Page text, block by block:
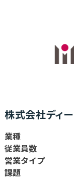
株式会社ディ
業種
従業員数
営業タイプ
課題